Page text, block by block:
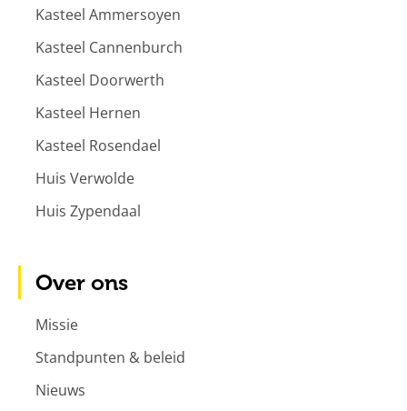
Kasteel Ammersoyen
Kasteel Cannenburch
Kasteel Doorwerth
Kasteel Hernen
Kasteel Rosendael
Huis Verwolde
Huis Zypendaal
Over ons
Missie
Standpunten & beleid
Nieuws